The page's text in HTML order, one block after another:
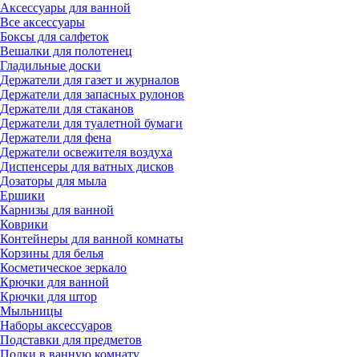
Аксессуары для ванной
Все аксессуары
Боксы для салфеток
Вешалки для полотенец
Гладильные доски
Держатели для газет и журналов
Держатели для запасных рулонов
Держатели для стаканов
Держатели для туалетной бумаги
Держатели для фена
Держатели освежителя воздуха
Диспенсеры для ватных дисков
Дозаторы для мыла
Ершики
Карнизы для ванной
Коврики
Контейнеры для ванной комнаты
Корзины для белья
Косметическое зеркало
Крючки для ванной
Крючки для штор
Мыльницы
Наборы аксессуаров
Подставки для предметов
Полки в ванную комнату